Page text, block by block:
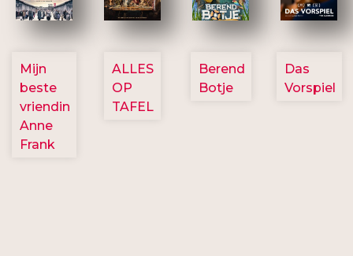
2757
Mijn
beste
vriendin
Anne
Frank
3154
ALLES
OP
TAFEL
2799
Berend
Botje
2777
Das
Vorspiel